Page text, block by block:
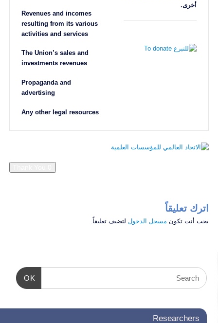
أخرى.
Revenues and incomes
resulting from its various
activities and services
The Union’s sales and
investments revenues
Propaganda and
advertising
Any other legal resources
اترك تعليقاً
يجب أنت تكون مسجل الدخول لتضيف تعليقاً.
OK
Researchers